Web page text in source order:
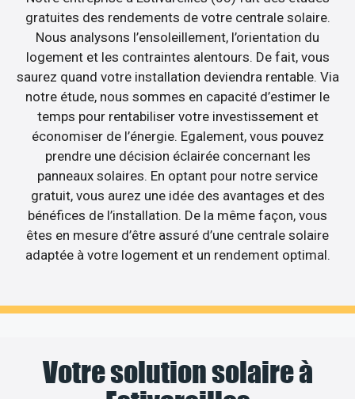
gratuites des rendements de votre centrale solaire.
Nous analysons l’ensoleillement, l’orientation du
logement et les contraintes alentours. De fait, vous
saurez quand votre installation deviendra rentable. Via
notre étude, nous sommes en capacité d’estimer le
temps pour rentabiliser votre investissement et
économiser de l’énergie. Egalement, vous pouvez
prendre une décision éclairée concernant les
panneaux solaires. En optant pour notre service
gratuit, vous aurez une idée des avantages et des
bénéfices de l’installation. De la même façon, vous
êtes en mesure d’être assuré d’une centrale solaire
adaptée à votre logement et un rendement optimal.
Votre solution solaire à